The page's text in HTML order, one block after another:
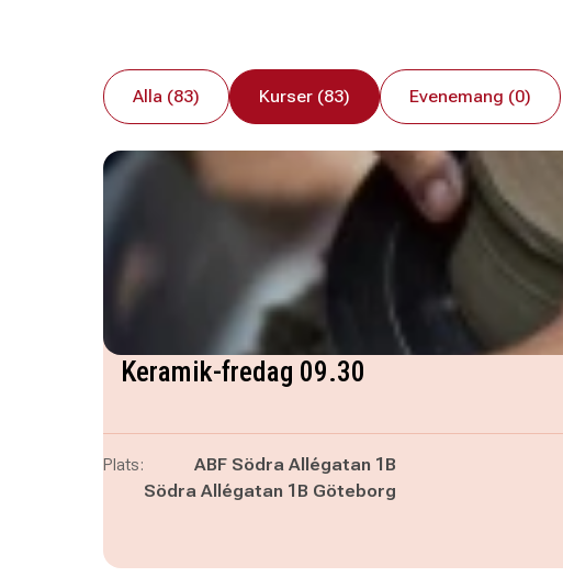
Alla (83) Kurser (83) Evenemang (0)
Keramik-fredag 09.30
Plats:
ABF Södra Allégatan 1B
Södra Allégatan 1B Göteborg